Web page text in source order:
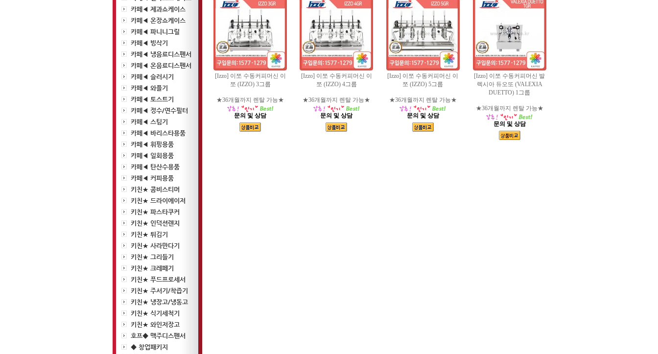
카페◀ 제과쇼케이스
카페◀ 온장쇼케이스
카페◀ 파니니그릴
카페◀ 빙삭기
카페◀ 냉음료디스펜서
카페◀ 온음료디스펜서
카페◀ 슬러시기
카페◀ 와플기
카페◀ 토스트기
카페◀ 정수/연수필터
카페◀ 스팀기
카페◀ 바리스타용품
카페◀ 휘핑용품
카페◀ 일회용품
카페◀ 탄산수용품
카페◀ 커피용품
키친★ 콤비스티머
키친★ 드라이에이저
키친★ 파스타쿠커
키친★ 인덕션렌지
키친★ 튀김기
키친★ 사라만다기
키친★ 그리들기
키친★ 크레페기
키친★ 푸드프로세서
키친★ 주서기/착즙기
키친★ 냉장고/냉동고
키친★ 식기세척기
키친★ 와인저장고
호프◆ 맥주디스펜서
◆ 창업패키지
[Izzo] 이쪼 수동커피머신 이
쪼 (IZZO) 3그룹
★36개월까지 렌탈 가능★
문의 및 상담
[Izzo] 이쪼 수동커피머신 이
쪼 (IZZO) 4그룹
★36개월까지 렌탈 가능★
문의 및 상담
[Izzo] 이쪼 수동커피머신 이
쪼 (IZZO) 5그룹
★36개월까지 렌탈 가능★
문의 및 상담
[Izzo] 이쪼 수동커피머신 발
렉시아 듀오또 (VALEXIA
DUETTO) 1그룹
★36개월까지 렌탈 가능★
문의 및 상담